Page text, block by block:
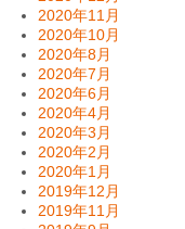
2020年11月
2020年10月
2020年8月
2020年7月
2020年6月
2020年4月
2020年3月
2020年2月
2020年1月
2019年12月
2019年11月